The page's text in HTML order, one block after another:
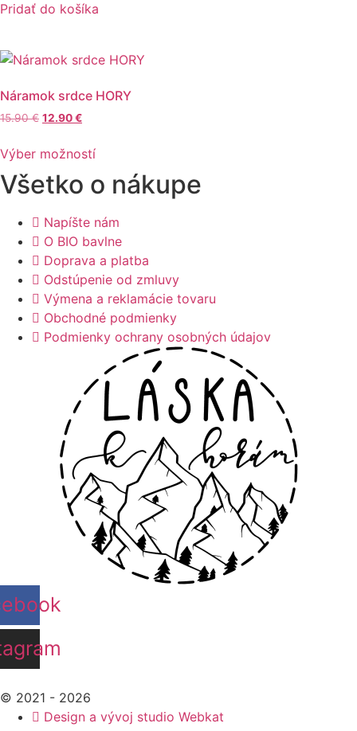
Pridať do košíka
Náramok srdce HORY
15.90€ Pôvodná
bola:
12.90€Aktuálna
je:
Výber možností
má
viacero
variantov.
Možnosti
si
môžete
vybrať
na
stránke
produktu.
Všetko o nákupe
Napíšte nám
O BIO bavlne
Doprava a platba
Odstúpenie od zmluvy
Výmena a reklamácie tovaru
Obchodné podmienky
Podmienky ochrany osobných údajov
© 2021 - 2026
Design a vývoj studio Webkat